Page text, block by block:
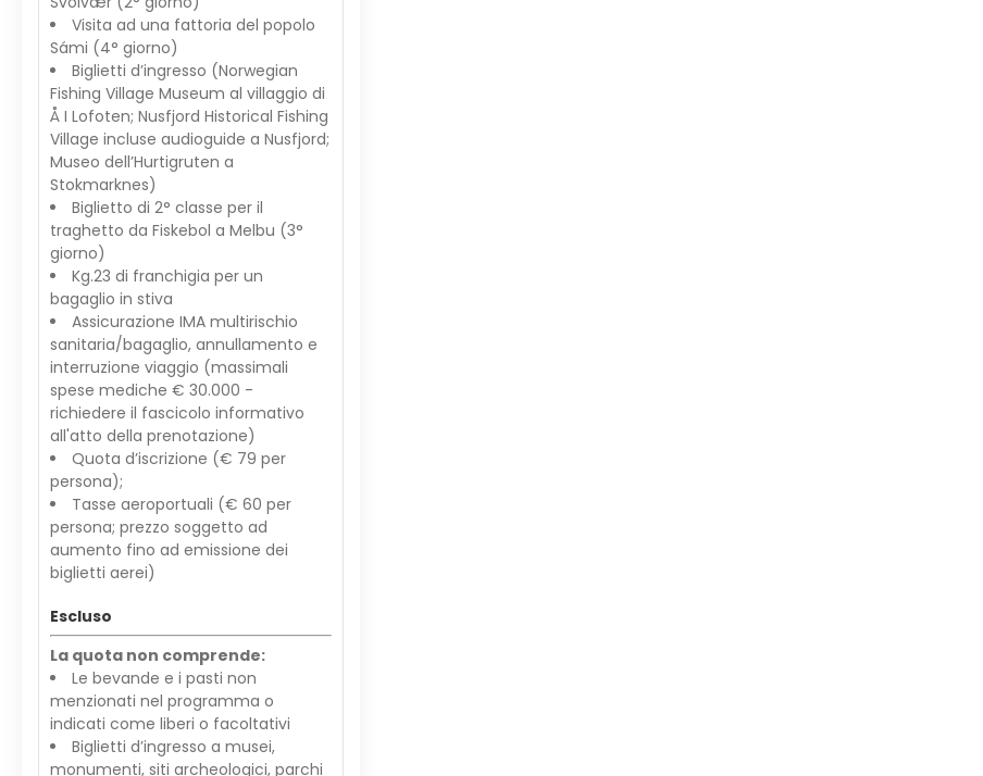
Visita ad una fattoria del popolo
Sámi (4° giorno)
Biglietti d’ingresso (Norwegian
Fishing Village Museum al villaggio di
Å I Lofoten; Nusfjord Historical Fishing
Village incluse audioguide a Nusfjord;
Museo dell’Hurtigruten a
Stokmarknes)
Biglietto di 2° classe per il
traghetto da Fiskebol a Melbu (3°
giorno)
Kg.23 di franchigia per un
bagaglio in stiva
Assicurazione IMA multirischio
sanitaria/bagaglio, annullamento e
interruzione viaggio (massimali
spese mediche € 30.000 -
richiedere il fascicolo informativo
all'atto della prenotazione)
Quota d’iscrizione (€ 79 per
persona);
Tasse aeroportuali (€ 60 per
persona; prezzo soggetto ad
aumento fino ad emissione dei
biglietti aerei)
Escluso
La quota non comprende:
Le bevande e i pasti non
menzionati nel programma o
indicati come liberi o facoltativi
Biglietti d’ingresso a musei,
monumenti, siti archeologici, parchi